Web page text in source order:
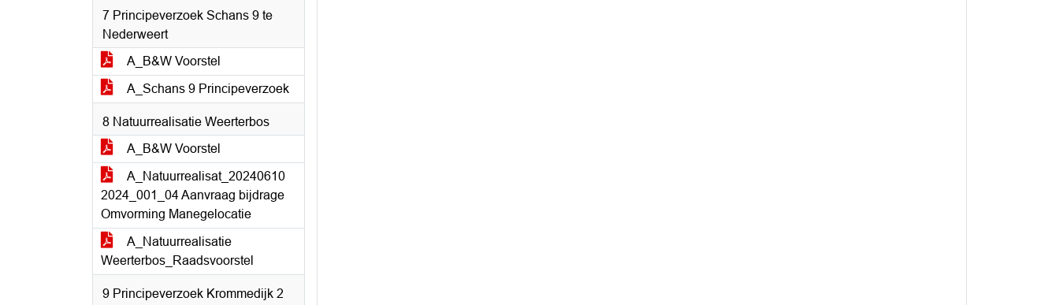
7 Principeverzoek Schans 9 te
Nederweert
A_B&W Voorstel
A_Schans 9 Principeverzoek
8 Natuurrealisatie Weerterbos
A_B&W Voorstel
A_Natuurrealisat_20240610
2024_001_04 Aanvraag bijdrage
Omvorming Manegelocatie
A_Natuurrealisatie
Weerterbos_Raadsvoorstel
9 Principeverzoek Krommedijk 2